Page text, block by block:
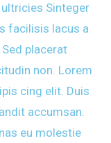
Sinteger
facilisis lacus a
placerat
non. Lorem
cing elit. Duis
accumsan.
eu molestie